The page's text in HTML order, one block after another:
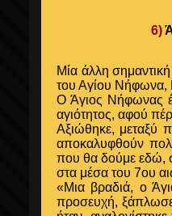
6)
Μία άλλη
του Αγίου Νήφωνα,
Ο Άγιος Νήφωνας
αγιότητος, αφού
Αξιώθηκε, μεταξύ
αποκαλυφθούν
που θα δούμε εδώ,
στα μέσα του 7ου
«Μια βραδιά, ο
προσευχή,